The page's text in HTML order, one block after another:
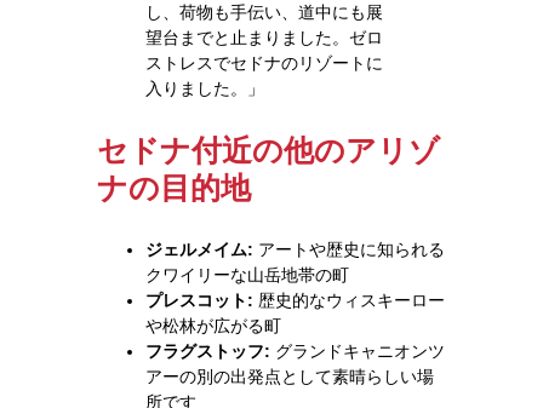
し、荷物も手伝い、道中にも展
望台までと止まりました。ゼロ
ストレスでセドナのリゾートに
入りました。」
セドナ付近の他のアリゾ
ナの目的地
ジェルメイム: アートや歴史に知られる
クワイリーな山岳地帯の町
プレスコット: 歴史的なウィスキーロー
や松林が広がる町
フラグストッフ: グランドキャニオンツ
アーの別の出発点として素晴らしい場
所です